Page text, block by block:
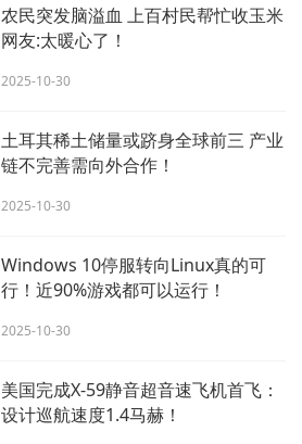
农民突发脑溢血 上百村民帮忙收玉米
网友:太暖心了！
2025-10-30
土耳其稀土储量或跻身全球前三 产业
链不完善需向外合作！
2025-10-30
Windows 10停服转向Linux真的可
行！近90%游戏都可以运行！
2025-10-30
美国完成X-59静音超音速飞机首飞：
设计巡航速度1.4马赫！